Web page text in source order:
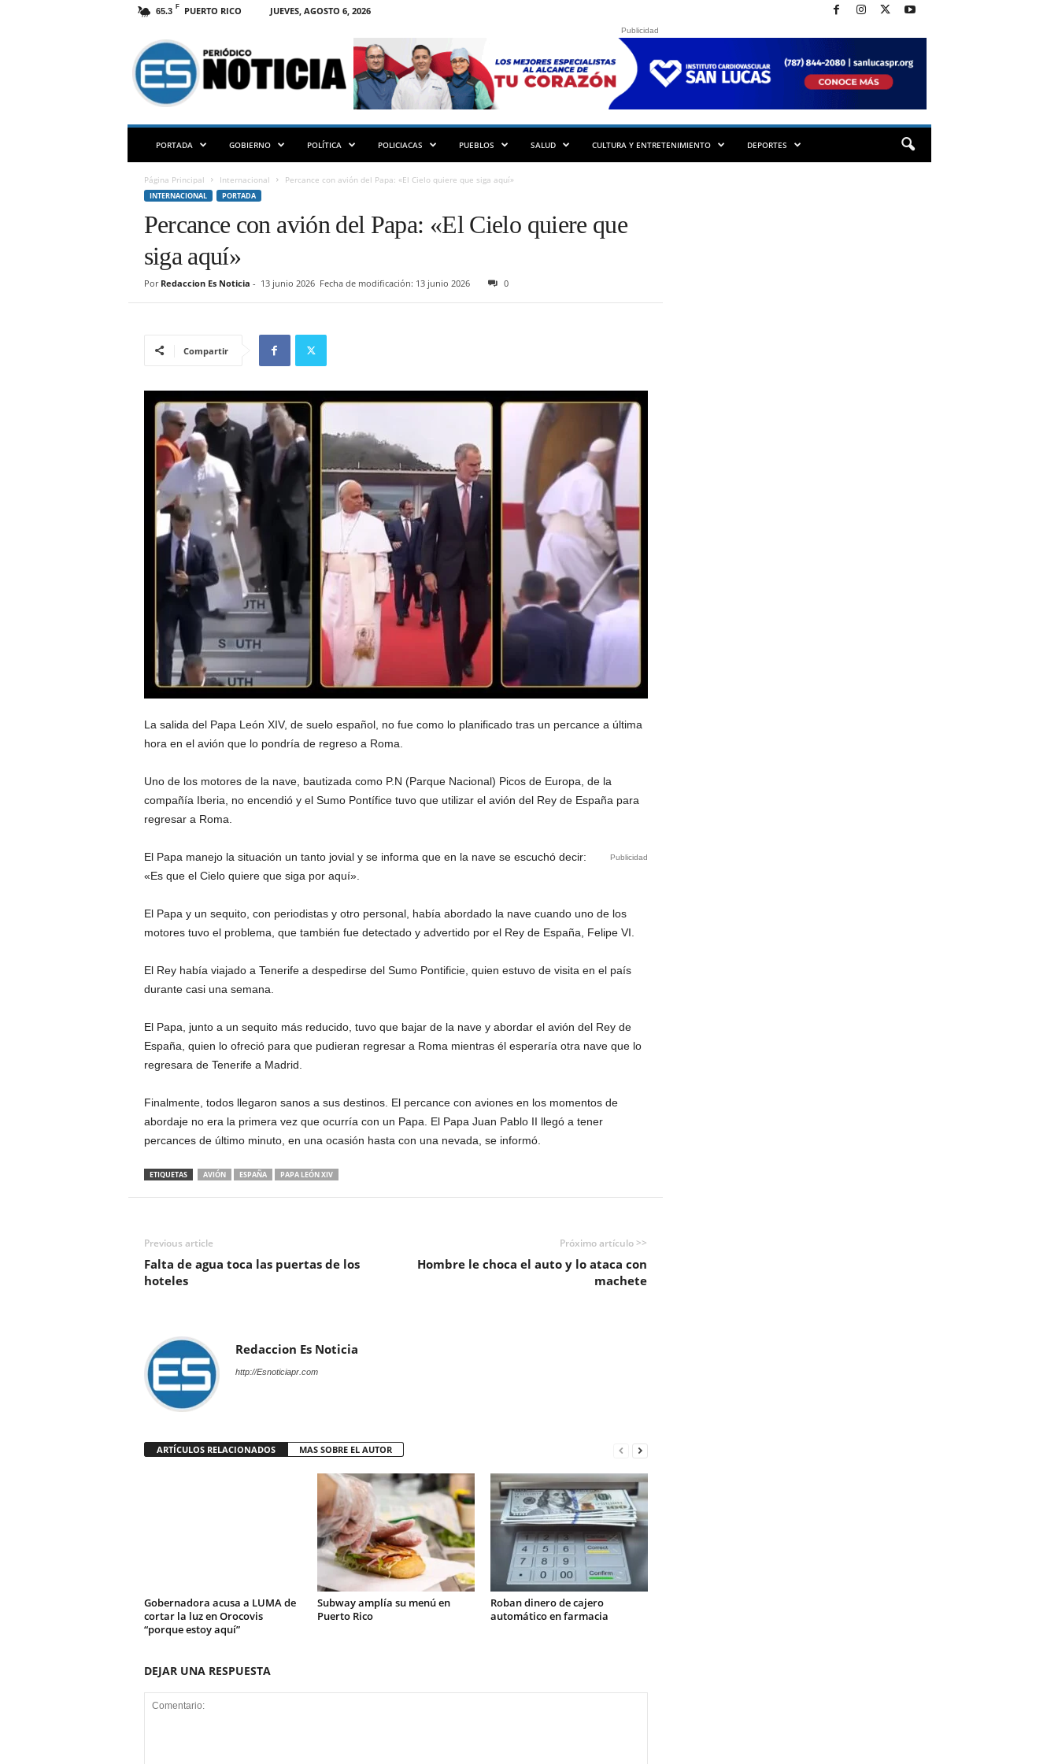
65.3 F PUERTO RICO JUEVES, AGOSTO 6, 2026
S
N
O
Publicidad
PORTADA GOBIERNO POLÍTICA POLICIACAS PUEBLOS SALUD CULTURA Y ENTRETENIMIENTO DEPORTES
Página Principal Internacional Percance con avión del Papa: «El Cielo quiere que siga aquí»
INTERNACIONAL PORTADA
Percance con avión del Papa: «El Cielo quiere que
siga aquí»
Por Redaccion Es Noticia - 13 junio 2026 Fecha de modificación: 13 junio 2026 0
Compartir
La salida del Papa León XIV, de suelo español, no fue como lo planificado tras un percance a última
hora en el avión que lo pondría de regreso a Roma.
Uno de los motores de la nave, bautizada como P.N (Parque Nacional) Picos de Europa, de la
compañía Iberia, no encendió y el Sumo Pontífice tuvo que utilizar el avión del Rey de España para
regresar a Roma.
Publicidad
El Papa manejo la situación un tanto jovial y se informa que en la nave se escuchó decir:
«Es que el Cielo quiere que siga por aquí».
El Papa y un sequito, con periodistas y otro personal, había abordado la nave cuando uno de los
motores tuvo el problema, que también fue detectado y advertido por el Rey de España, Felipe VI.
El Rey había viajado a Tenerife a despedirse del Sumo Pontificie, quien estuvo de visita en el país
durante casi una semana.
El Papa, junto a un sequito más reducido, tuvo que bajar de la nave y abordar el avión del Rey de
España, quien lo ofreció para que pudieran regresar a Roma mientras él esperaría otra nave que lo
regresara de Tenerife a Madrid.
Finalmente, todos llegaron sanos a sus destinos. El percance con aviones en los momentos de
abordaje no era la primera vez que ocurría con un Papa. El Papa Juan Pablo II llegó a tener
percances de último minuto, en una ocasión hasta con una nevada, se informó.
ETIQUETAS AVIÓN ESPAÑA PAPA LEÓN XIV
Previous article
Falta de agua toca las puertas de los
hoteles
Próximo artículo >>
Hombre le choca el auto y lo ataca con
machete
Redaccion Es Noticia
http://Esnoticiapr.com
ARTÍCULOS RELACIONADOS MAS SOBRE EL AUTOR
Gobernadora acusa a LUMA de
cortar la luz en Orocovis
“porque estoy aquí”
Subway amplía su menú en
Puerto Rico
Roban dinero de cajero
automático en farmacia
DEJAR UNA RESPUESTA